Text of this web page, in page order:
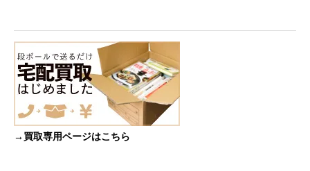
→買取専用ページはこちら